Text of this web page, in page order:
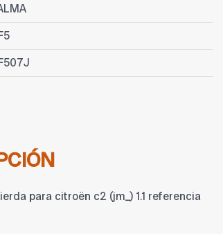
para citroën c2 (jm_) 1.1 referencia